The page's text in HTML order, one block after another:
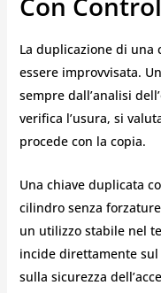
La duplicazione di una
essere improvvisata.
sempre dall’analisi
verifica l’usura, si
procede con la copia.
Una chiave duplicata
cilindro senza
un utilizzo stabile nel
incide direttamente
sulla sicurezza